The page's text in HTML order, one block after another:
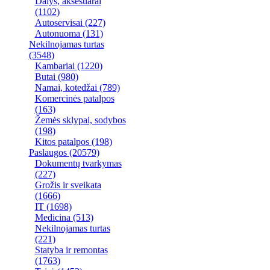
(1102)
Autoservisai (227)
Autonuoma (131)
Nekilnojamas turtas
(3548)
Kambariai (1220)
Butai (980)
Namai, kotedžai (789)
Komercinės patalpos
(163)
Žemės sklypai, sodybos
(198)
Kitos patalpos (198)
Paslaugos (20579)
Dokumentų tvarkymas
(227)
Grožis ir sveikata
(1666)
IT (1698)
Medicina (513)
Nekilnojamas turtas
(221)
Statyba ir remontas
(1763)